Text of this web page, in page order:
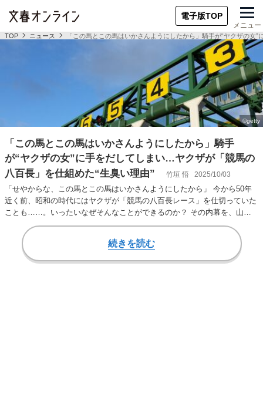
電子版TOP
メニュー
TOP ニュース 「この馬とこの馬はいかさんようにしたから」騎手が“ヤクザの
「この馬とこの馬はいかさんようにしたから」騎手
が“ヤクザの女”に手をだしてしまい…ヤクザが「競馬の
八百長」を仕組めた“生臭い理由”
竹垣 悟 2025/10/03
「せやからな、この馬とこの馬はいかさんようにしたから」 今から50年
近く前、昭和の時代にはヤクザが「競馬の八百長レース」を仕切っていた
ことも……。いったいなぜそんなことができるのか？ その内幕を、山口
組系組長から更生…
続きを読む